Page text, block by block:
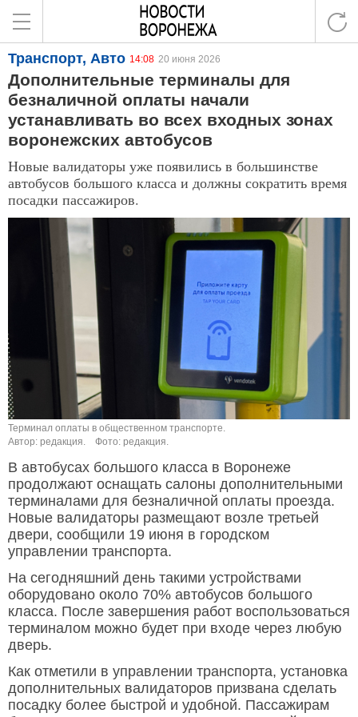
Транспорт, Авто 14:08 20 июня 2026
Дополнительные терминалы для
безналичной оплаты начали
устанавливать во всех входных зонах
воронежских автобусов
Новые валидаторы уже появились в большинстве
автобусов большого класса и должны сократить время
посадки пассажиров.
Терминал оплаты в общественном транспорте.
Автор: редакция.
Фото: редакция.
В автобусах большого класса в Воронеже
продолжают оснащать салоны дополнительными
терминалами для безналичной оплаты проезда.
Новые валидаторы размещают возле третьей
двери, сообщили 19 июня в городском
управлении транспорта.
На сегодняшний день такими устройствами
оборудовано около 70% автобусов большого
класса. После завершения работ воспользоваться
терминалом можно будет при входе через любую
дверь.
Как отметили в управлении транспорта, установка
дополнительных валидаторов призвана сделать
посадку более быстрой и удобной. Пассажирам